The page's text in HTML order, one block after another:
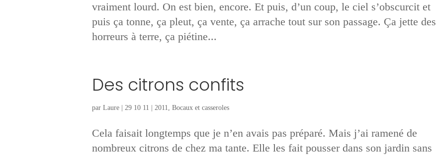
vraiment lourd. On est bien, encore. Et puis, d’un coup, le ciel s’obscurcit et
puis ça tonne, ça pleut, ça vente, ça arrache tout sur son passage. Ça jette des
horreurs à terre, ça piétine...
Des citrons confits
par Laure| 29 10 11 2011, Bocaux et casseroles
Cela faisait longtemps que je n’en avais pas préparé. Mais j’ai ramené de
nombreux citrons de chez ma tante. Elle les fait pousser dans son jardin sans